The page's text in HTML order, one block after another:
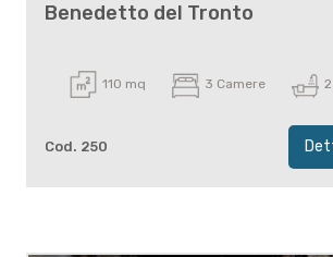
Benedetto del Tronto
110 mq 3 Camere
Cod. 250